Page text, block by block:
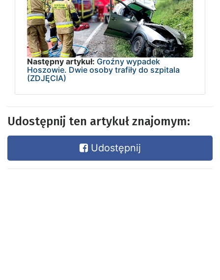
Następny artykuł: Groźny wypadek
Hoszowie. Dwie osoby trafiły do szpitala
(ZDJĘCIA)
Udostępnij ten artykuł znajomym:
Udostępnij